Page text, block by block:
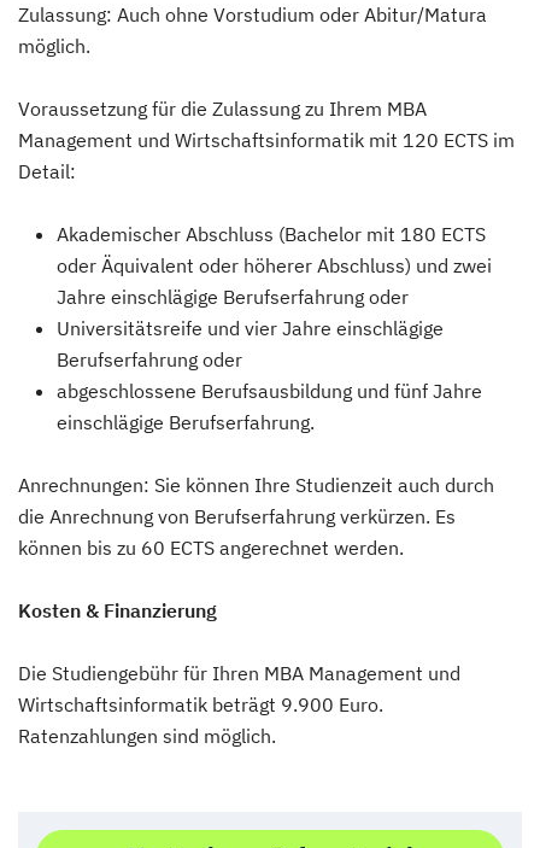
Zulassung: Auch ohne Vorstudium oder Abitur/Matura
möglich.
Voraussetzung für die Zulassung zu Ihrem MBA
Management und Wirtschaftsinformatik mit 120 ECTS im
Detail:
Akademischer Abschluss (Bachelor mit 180 ECTS
oder Äquivalent oder höherer Abschluss) und zwei
Jahre einschlägige Berufserfahrung oder
Universitätsreife und vier Jahre einschlägige
Berufserfahrung oder
abgeschlossene Berufsausbildung und fünf Jahre
einschlägige Berufserfahrung.
Anrechnungen: Sie können Ihre Studienzeit auch durch
die Anrechnung von Berufserfahrung verkürzen. Es
können bis zu 60 ECTS angerechnet werden.
Kosten & Finanzierung
Die Studiengebühr für Ihren MBA Management und
Wirtschaftsinformatik beträgt 9.900 Euro.
Ratenzahlungen sind möglich.